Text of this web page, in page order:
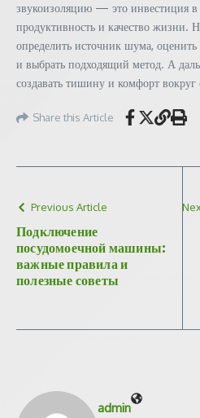
звукоизоляцию — это инвестиция в
продуктивность и качество жизни.
определить источник шума,
и выбрать подходящий метод. А
создавать тишину и комфорт вокруг
Share this Article
Previous Article
Подключение
посудомоечной машины:
важные правила и
полезные советы
admin